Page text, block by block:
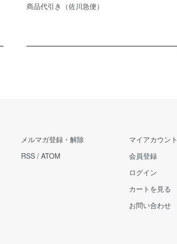
商品代引き（佐川急便）
メルマガ登録・解除
RSS / ATOM
マイアカウント
会員登録
ログイン
カートを見る
お問い合わせ